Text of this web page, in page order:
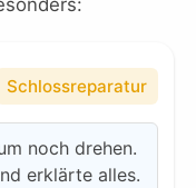
Schlossreparatur
noch drehen.
erklärte alles.